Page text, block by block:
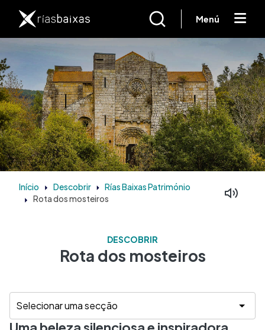
Menú
Início Descobrir Rías Baixas Património
Rota dos mosteiros
DESCOBRIR
Rota dos mosteiros